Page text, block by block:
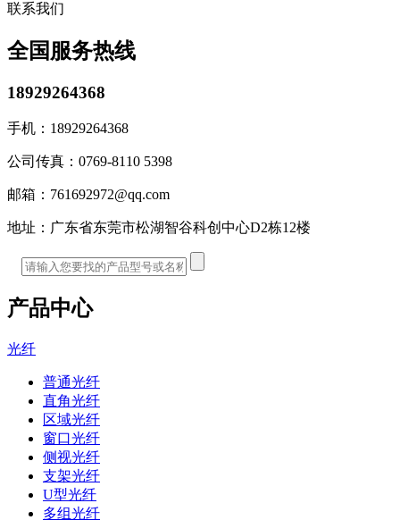
联系我们
全国服务热线
18929264368
手机： 18929264368
公司传真： 0769-8110 5398
邮箱： 761692972@qq.com
地址： 广东省东莞市松湖智谷科创中心D2栋12楼
产品中心
光纤
普通光纤
直角光纤
区域光纤
窗口光纤
侧视光纤
支架光纤
U型光纤
多组光纤